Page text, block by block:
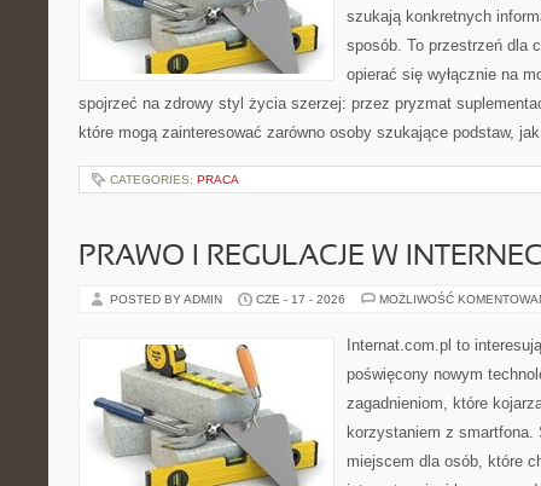
szukają konkretnych
sposób. To przestrzeń dla
opierać się wyłącznie na
spojrzeć na zdrowy styl życia szerzej: przez pryzmat
które mogą zainteresować zarówno osoby szukające podstaw,
CATEGORIES: PRACA
PRAWO I REGULACJE W
POSTED BY ADMIN CZE - 17 - 2026 MOŻLIWOŚĆ
Internat.com.pl to
poświęcony nowym
zagadnieniom, które
korzystaniem z
miejscem dla osób, które